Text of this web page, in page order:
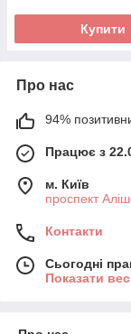
Купити
Про нас
94%
Працює з
м. Київ
проспект
Контакти
Сьогодні
Показати